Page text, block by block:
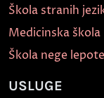
Škola stranih
Medicinska škola
Škola nege lepote
USLUGE